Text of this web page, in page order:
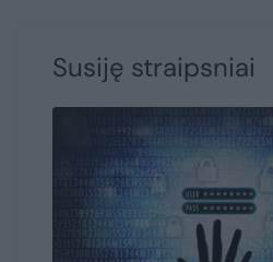
Susiję straipsniai